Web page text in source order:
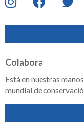
Colabora
Está en nuestras
mundial de